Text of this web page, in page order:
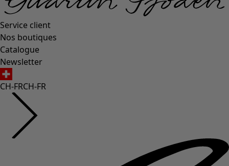
Service client
Nos boutiques
Catalogue
Newsletter
CH-FRCH-FR